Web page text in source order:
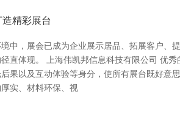
精彩展台
中，展会已成为企业展示居品、拓展客户、
直体现。 上海伟凯邦信息科技有限公司 优
果以及互动体验等身分，使所有展台既好
实、材料环保、视